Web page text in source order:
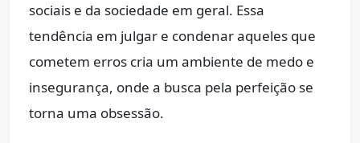
sociais e da sociedade em geral. Essa
tendência em julgar e condenar aqueles que
cometem erros cria um ambiente de medo e
insegurança, onde a busca pela perfeição se
torna uma obsessão.